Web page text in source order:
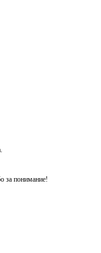
за понимание!